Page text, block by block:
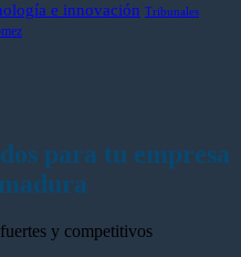
e innovación Tribunales
para tu empresa
y competitivos